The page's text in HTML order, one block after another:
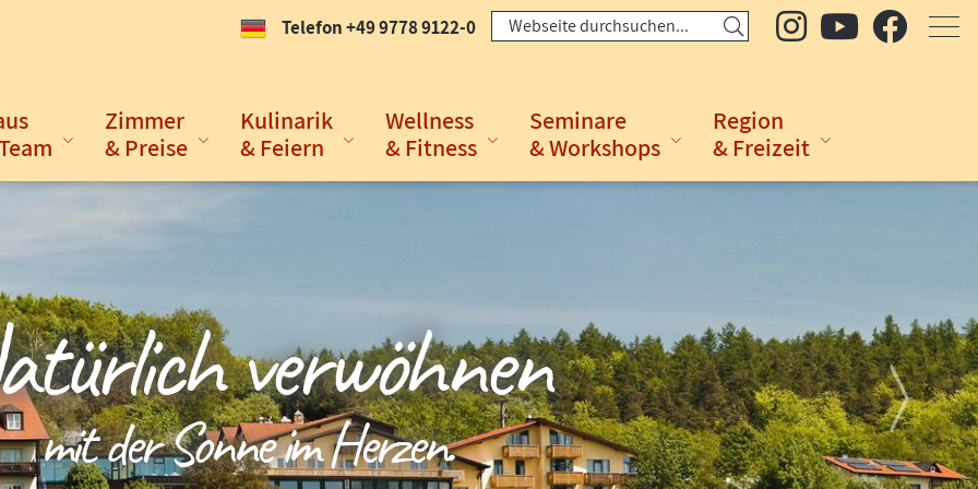
verwöhnen
mit der Sonne im Herzen.
und
Telefon +49 9778 9122-0
Zimmer
& Preise
Kulinarik
& Feiern
Wellness
& Fitness
Seminare
& Workshops
Region
& Freizeit